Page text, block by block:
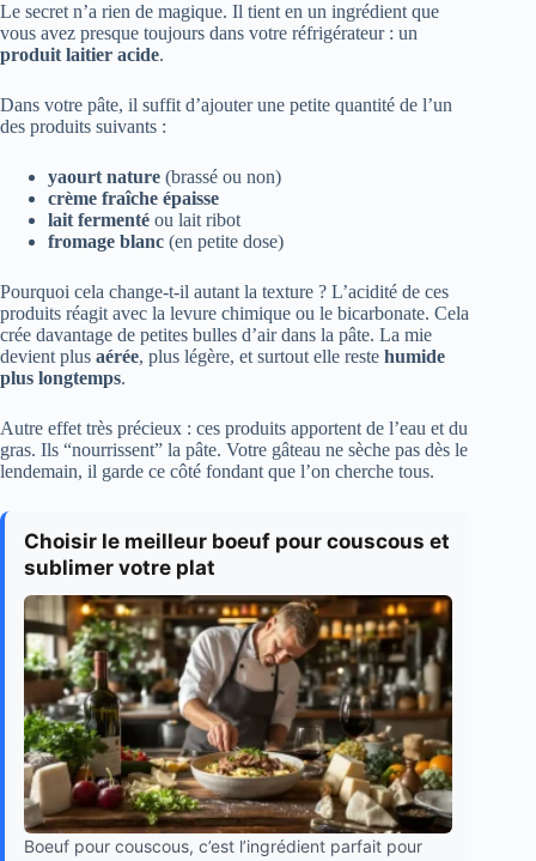
Le secret n’a rien de magique. Il tient en un ingrédient que
vous avez presque toujours dans votre réfrigérateur : un
produit laitier acide.
Dans votre pâte, il suffit d’ajouter une petite quantité de l’un
des produits suivants :
yaourt nature (brassé ou non)
crème fraîche épaisse
lait fermenté ou lait ribot
fromage blanc (en petite dose)
Pourquoi cela change-t-il autant la texture ? L’acidité de ces
produits réagit avec la levure chimique ou le bicarbonate. Cela
crée davantage de petites bulles d’air dans la pâte. La mie
devient plus aérée, plus légère, et surtout elle reste humide
plus longtemps.
Autre effet très précieux : ces produits apportent de l’eau et du
gras. Ils “nourrissent” la pâte. Votre gâteau ne sèche pas dès le
lendemain, il garde ce côté fondant que l’on cherche tous.
Choisir le meilleur boeuf pour couscous et
sublimer votre plat
Boeuf pour couscous, c’est l’ingrédient parfait pour